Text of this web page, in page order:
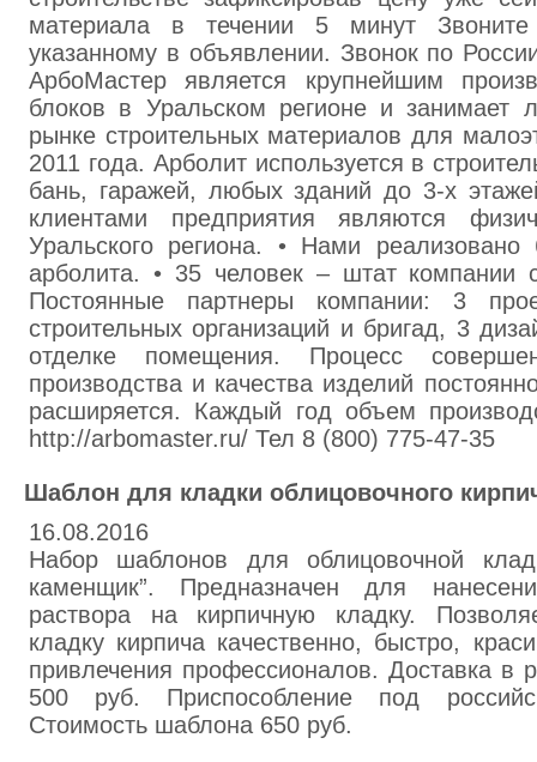
материала в течении 5 минут
указанному в объявлении. Звонок по
АрбоМастер является крупнейшим
блоков в Уральском регионе и занимает
рынке строительных материалов для
2011 года. Арболит используется в
бань, гаражей, любых зданий до 3-х
клиентами предприятия являются
Уральского региона. • Нами
арболита. • 35 человек – штат компании
Постоянные партнеры компании: 3
строительных организаций и бригад, 3
отделке помещения. Процесс
производства и качества изделий
расширяется. Каждый год объем
http://arbomaster.ru/ Тел 8 (800) 775-47-35
Шаблон для кладки облицовочного
16.08.2016
Набор шаблонов для облицовочной
каменщик”. Предназначен для
раствора на кирпичную кладку.
кладку кирпича качественно, быстро,
привлечения профессионалов. Доставка в
500 руб. Приспособление под
Стоимость шаблона 650 руб.